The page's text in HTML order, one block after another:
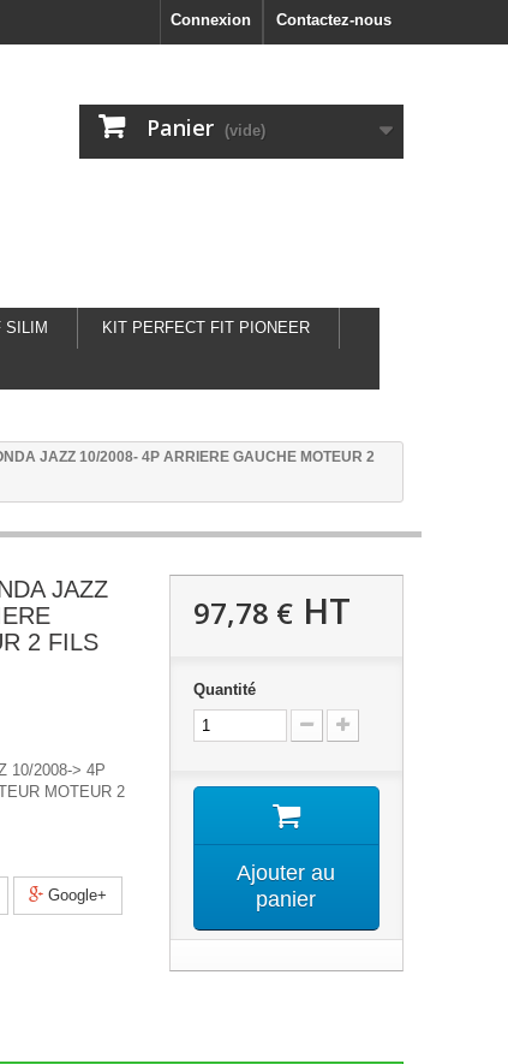
Contactez-nous
Connexion
Panier (vide)
SILIM KIT PERFECT FIT PIONEER
JAZZ 10/2008- 4P ARRIERE GAUCHE MOTEUR 2
JAZZ
2 FILS
10/2008-> 4P
MOTEUR 2
Google+
97,78 €HT
Quantité
Ajouter au
panier